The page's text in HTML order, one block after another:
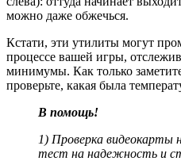
можно даже обжечься.
Кстати, эти утилиты могут
процессе вашей игры,
минимумы. Как только
проверьте, какая была
В помощь!
1) Проверка видеокарты
тест на надежность и